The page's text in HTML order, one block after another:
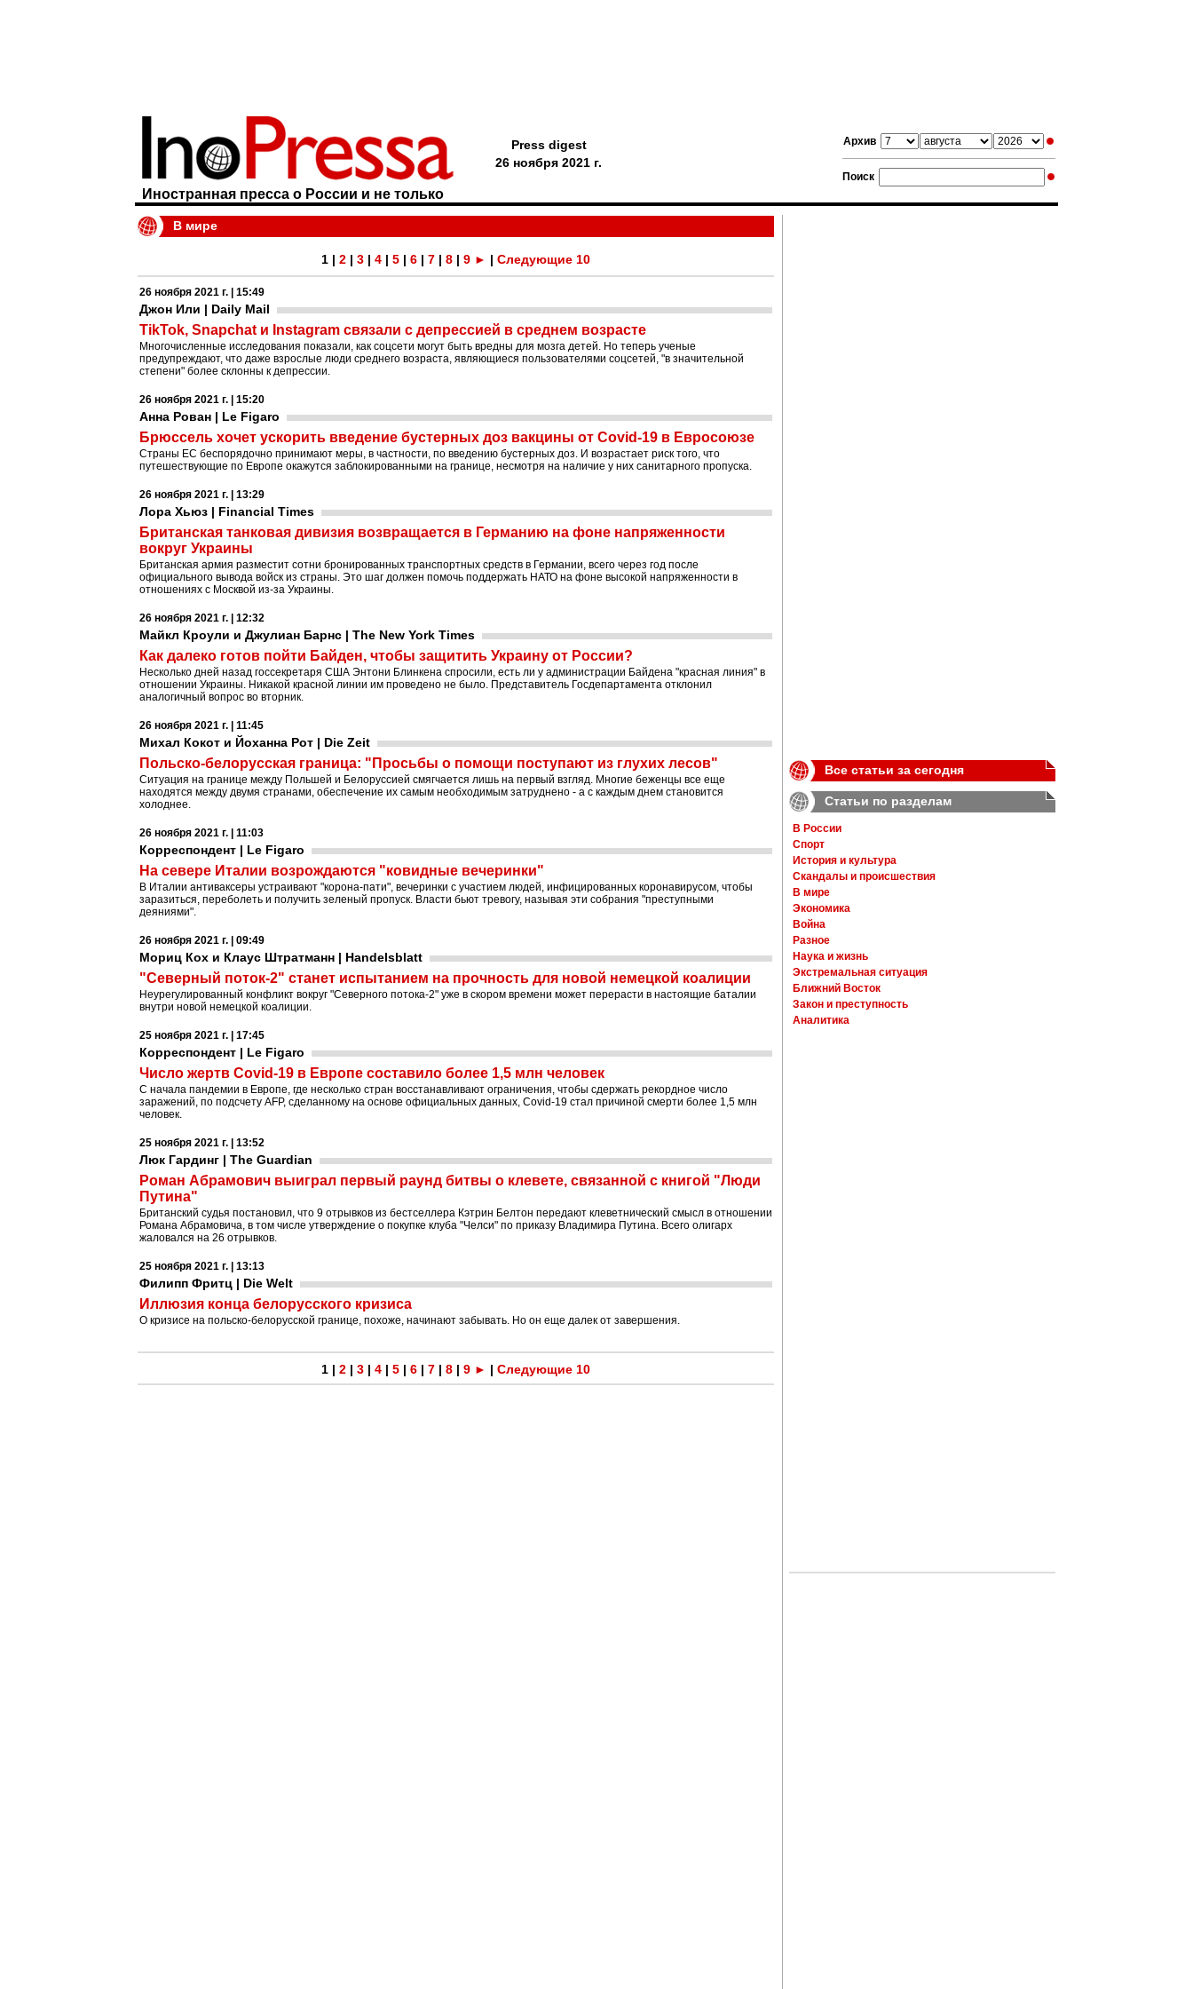
Архив
Поиск
Иностранная пресса о России и не только
Press digest
26 ноября 2021 г.
В мире
1 | 2 | 3 | 4 | 5 | 6 | 7 | 8 | 9 ► | Следующие 10
26 ноября 2021 г. | 15:49
Джон Или | Daily Mail
TikTok, Snapchat и Instagram связали с депрессией в среднем возрасте
Многочисленные исследования показали, как соцсети могут быть вредны для мозга детей. Но теперь ученые
предупреждают, что даже взрослые люди среднего возраста, являющиеся пользователями соцсетей, "в значительной
степени" более склонны к депрессии.
26 ноября 2021 г. | 15:20
Анна Рован | Le Figaro
Брюссель хочет ускорить введение бустерных доз вакцины от Covid-19 в Евросоюзе
Страны ЕС беспорядочно принимают меры, в частности, по введению бустерных доз. И возрастает риск того, что
путешествующие по Европе окажутся заблокированными на границе, несмотря на наличие у них санитарного пропуска.
26 ноября 2021 г. | 13:29
Лора Хьюз | Financial Times
Британская танковая дивизия возвращается в Германию на фоне напряженности
вокруг Украины
Британская армия разместит сотни бронированных транспортных средств в Германии, всего через год после
официального вывода войск из страны. Это шаг должен помочь поддержать НАТО на фоне высокой напряженности в
отношениях с Москвой из-за Украины.
26 ноября 2021 г. | 12:32
Майкл Кроули и Джулиан Барнс | The New York Times
Как далеко готов пойти Байден, чтобы защитить Украину от России?
Несколько дней назад госсекретаря США Энтони Блинкена спросили, есть ли у администрации Байдена "красная линия" в
отношении Украины. Никакой красной линии им проведено не было. Представитель Госдепартамента отклонил
аналогичный вопрос во вторник.
26 ноября 2021 г. | 11:45
Михал Кокот и Йоханна Рот | Die Zeit
Польско-белорусская граница: "Просьбы о помощи поступают из глухих лесов"
Ситуация на границе между Польшей и Белоруссией смягчается лишь на первый взгляд. Многие беженцы все еще
находятся между двумя странами, обеспечение их самым необходимым затруднено - а с каждым днем становится
холоднее.
26 ноября 2021 г. | 11:03
Корреспондент | Le Figaro
На севере Италии возрождаются "ковидные вечеринки"
В Италии антиваксеры устраивают "корона-пати", вечеринки с участием людей, инфицированных коронавирусом, чтобы
заразиться, переболеть и получить зеленый пропуск. Власти бьют тревогу, называя эти собрания "преступными
деяниями".
26 ноября 2021 г. | 09:49
Мориц Кох и Клаус Штратманн | Handelsblatt
"Северный поток-2" станет испытанием на прочность для новой немецкой коалиции
Неурегулированный конфликт вокруг "Северного потока-2" уже в скором времени может перерасти в настоящие баталии
внутри новой немецкой коалиции.
25 ноября 2021 г. | 17:45
Корреспондент | Le Figaro
Число жертв Covid-19 в Европе составило более 1,5 млн человек
C начала пандемии в Европе, где несколько стран восстанавливают ограничения, чтобы сдержать рекордное число
заражений, по подсчету AFP, сделанному на основе официальных данных, Covid-19 стал причиной смерти более 1,5 млн
человек.
25 ноября 2021 г. | 13:52
Люк Гардинг | The Guardian
Роман Абрамович выиграл первый раунд битвы о клевете, связанной с книгой "Люди
Путина"
Британский судья постановил, что 9 отрывков из бестселлера Кэтрин Белтон передают клеветнический смысл в отношении
Романа Абрамовича, в том числе утверждение о покупке клуба "Челси" по приказу Владимира Путина. Всего олигарх
жаловался на 26 отрывков.
25 ноября 2021 г. | 13:13
Филипп Фритц | Die Welt
Иллюзия конца белорусского кризиса
О кризисе на польско-белорусской границе, похоже, начинают забывать. Но он еще далек от завершения.
1 | 2 | 3 | 4 | 5 | 6 | 7 | 8 | 9 ► | Следующие 10
Все статьи за сегодня
Статьи по разделам
В России
Спорт
История и культура
Скандалы и происшествия
В мире
Экономика
Война
Разное
Наука и жизнь
Экстремальная ситуация
Ближний Восток
Закон и преступность
Аналитика